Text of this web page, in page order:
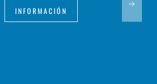
INFORMACIÓN